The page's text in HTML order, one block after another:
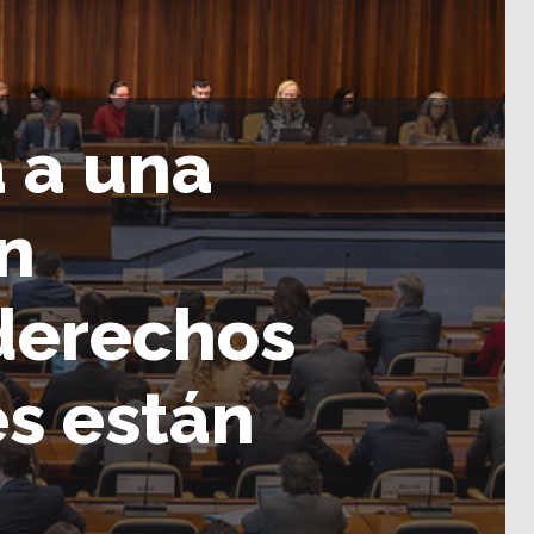
a una
están